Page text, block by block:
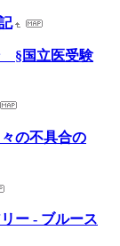
§国立医受験
の不具合の
ー - ブルース